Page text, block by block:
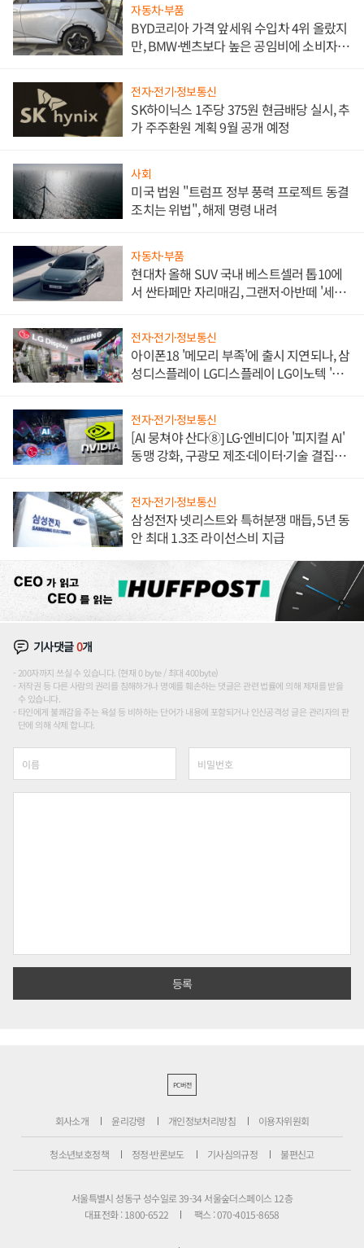
자동차·부품
BYD코리아 가격 앞세워 수입차 4위 올랐지
만, BMW·벤츠보다 높은 공임비에 소비자
전자·전기·정보통신
SK하이닉스 1주당 375원 현금배당 실시, 추
가 주주환원 계획 9월 공개 예정
사회
미국 법원 "트럼프 정부 풍력 프로젝트 동결
조치는 위법", 해제 명령 내려
자동차·부품
현대차 올해 SUV 국내 베스트셀러 톱10에
서 싼타페만 자리매김, 그랜저·아반떼 '세단
전자·전기·정보통신
아이폰18 '메모리 부족'에 출시 지연되나, 삼
성디스플레이 LG디스플레이 LG이노텍 '탈
전자·전기·정보통신
[AI 뭉쳐야 산다⑧] LG·엔비디아 '피지컬 AI'
동맹 강화, 구광모 제조·데이터·기술 결집
전자·전기·정보통신
삼성전자 넷리스트와 특허분쟁 매듭, 5년 동
안 최대 1.3조 라이선스비 지급
기사댓글0개
200자까지 쓰실 수 있습니다. (현재 0 byte / 최대 400byte)
저작권 등 다른 사람의 권리를 침해하거나 명예를 훼손하는 댓글은 관련 법률에 의해 제재를 받을
수 있습니다.
타인에게 불쾌감을 주는 욕설 등 비하하는 단어가 내용에 포함되거나 인신공격성 글은 관리자의 판
단에 의해 삭제 합니다.
PC버전
회사소개 윤리강령 개인정보처리방침 이용자위원회
청소년보호정책 정정·반론보도 기사심의규정 불편신고
서울특별시 성동구 성수일로 39-34 서울숲더스페이스 12층
대표전화 : 1800-6522
팩스 : 070-4015-8658